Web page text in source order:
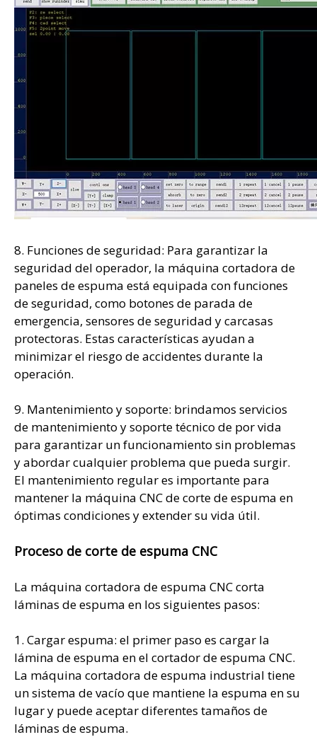
8. Funciones de seguridad: Para garantizar la
seguridad del operador, la máquina cortadora de
paneles de espuma está equipada con funciones
de seguridad, como botones de parada de
emergencia, sensores de seguridad y carcasas
protectoras. Estas características ayudan a
minimizar el riesgo de accidentes durante la
operación.
9. Mantenimiento y soporte: brindamos servicios
de mantenimiento y soporte técnico de por vida
para garantizar un funcionamiento sin problemas
y abordar cualquier problema que pueda surgir.
El mantenimiento regular es importante para
mantener la máquina CNC de corte de espuma en
óptimas condiciones y extender su vida útil.
Proceso de corte de espuma CNC
La máquina cortadora de espuma CNC corta
láminas de espuma en los siguientes pasos:
1. Cargar espuma: el primer paso es cargar la
lámina de espuma en el cortador de espuma CNC.
La máquina cortadora de espuma industrial tiene
un sistema de vacío que mantiene la espuma en su
lugar y puede aceptar diferentes tamaños de
láminas de espuma.